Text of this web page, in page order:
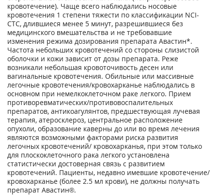
кровотечение). Чаще всего наблюдались носовые
кровотечения 1 степени тяжести по классификации NCI-
CTC, длившиеся менее 5 минут, разрешившиеся без
медицинского вмешательства и не требовавшие
изменения режима дозирования препарата Авастин*.
Частота небольших кровотечений со стороны слизистой
оболочки и кожи зависит от дозы препарата. Реже
возникали небольшая кровоточивость десен или
вагинальные кровотечения. Обильные или массивные
легочные кровотечения/кровохарканье наблюдались в
основном при немелкоклеточном раке легкого. Прием
противоревматических/противовоспалительных
препаратов, антикоагулянтов, предшествующая лучевая
терапия, атеросклероз, центральное расположение
опухоли, образование каверны до или во время лечения
являются возможными факторами риска развития
легочных кровотечений/ кровохарканья, при этом только
для плоскоклеточного рака легкого установлена
статистически достоверная связь с развитием
кровотечений. Пациенты, недавно имевшие кровотечение/
кровохарканье (более 2.5 мл крови), не должны получать
препарат Авастин®.